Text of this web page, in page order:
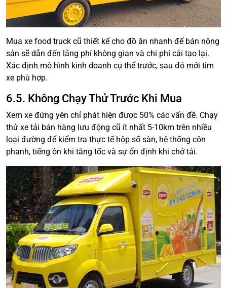
Mua xe food truck cũ thiết kế cho đồ ăn nhanh để bán nông
sản sẽ dẫn đến lãng phí không gian và chi phí cải tạo lại.
Xác định mô hình kinh doanh cụ thể trước, sau đó mới tìm
xe phù hợp.
6.5. Không Chạy Thử Trước Khi Mua
Xem xe đứng yên chỉ phát hiện được 50% các vấn đề. Chạy
thử xe tải bán hàng lưu động cũ ít nhất 5-10km trên nhiều
loại đường để kiểm tra thực tế hộp số sàn, hệ thống côn
phanh, tiếng ồn khi tăng tốc và sự ổn định khi chở tải.